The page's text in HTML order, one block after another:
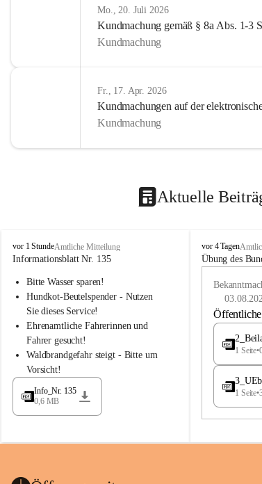
Mo., 20. Juli 2026
Kundmachung gemäß § 8a Abs. 1-3
Kundmachung
Fr., 17. Apr. 2026
Kundmachungen auf der
Kundmachung
Aktuelle
B
u
h
a
d
l
a
vor 1 StundeAmtliche Mitteilung
Informationsblatt Nr. 135
Bitte Wasser sparen!
Hundkot-Beutelspender - Nutzen
Sie dieses Service!
Ehrenamtliche Fahrerinnen und
Fahrer gesucht!
Waldbrandgefahr steigt - Bitte um
Vorsicht!
Info_Nr. 135
0,6 MB
B
u
e
a
vor 4 Tagen
Übung des
1 Seite•
1 Seite•